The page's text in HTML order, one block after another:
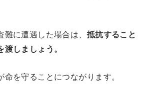
に遭遇した場合は、 抵抗すること
しましょう。
命を守ることにつながります。